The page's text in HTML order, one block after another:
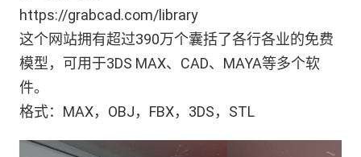
https://grabcad.com/library
这个网站拥有超过390万个囊括了各行各业的免费
模型，可用于3DS MAX、CAD、MAYA等多个软
件。
格式：MAX，OBJ，FBX，3DS，STL